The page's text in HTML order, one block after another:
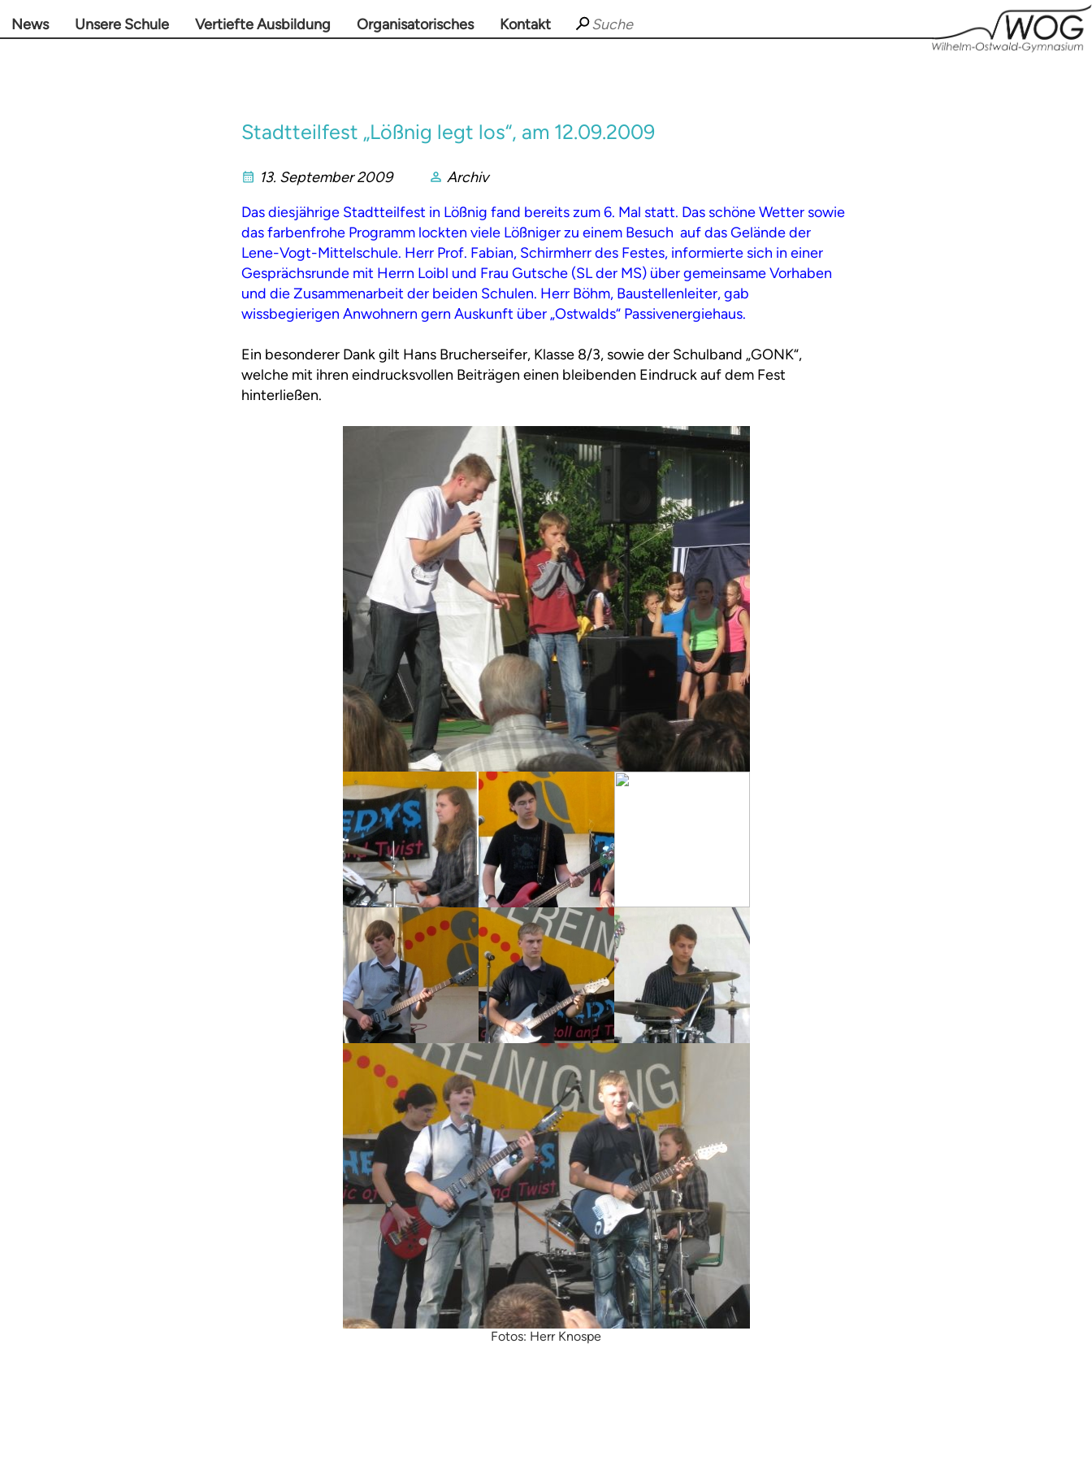
News Unsere Schule Vertiefte Ausbildung Organisatorisches Kontakt
Stadtteilfest „Lößnig legt los“, am 12.09.2009
13. September 2009
Archiv
Das diesjährige Stadtteilfest in Lößnig fand bereits zum 6. Mal statt. Das schöne Wetter sowie
das farbenfrohe Programm lockten viele Lößniger zu einem Besuch auf das Gelände der
Lene-Vogt-Mittelschule. Herr Prof. Fabian, Schirmherr des Festes, informierte sich in einer
Gesprächsrunde mit Herrn Loibl und Frau Gutsche (SL der MS) über gemeinsame Vorhaben
und die Zusammenarbeit der beiden Schulen. Herr Böhm, Baustellenleiter, gab
wissbegierigen Anwohnern gern Auskunft über „Ostwalds“ Passivenergiehaus.
Ein besonderer Dank gilt Hans Brucherseifer, Klasse 8/3, sowie der Schulband „GONK“,
welche mit ihren eindrucksvollen Beiträgen einen bleibenden Eindruck auf dem Fest
hinterließen.
Fotos: Herr Knospe